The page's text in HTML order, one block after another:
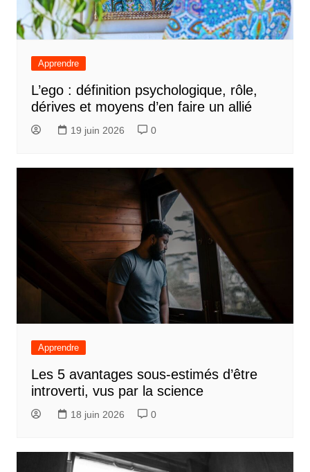
Apprendre
L’ego : définition psychologique, rôle,
dérives et moyens d’en faire un allié
19 juin 2026 0
Apprendre
Les 5 avantages sous-estimés d’être
introverti, vus par la science
18 juin 2026 0